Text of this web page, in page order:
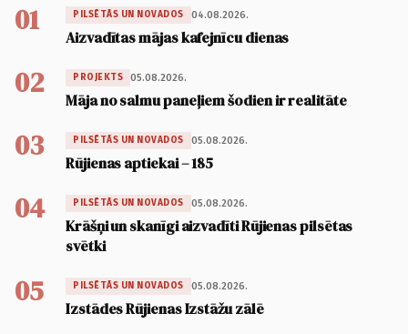
01 PILSĒTĀS UN NOVADOS 04.08.2026.
Aizvadītas mājas kafejnīcu dienas
02 PROJEKTS 05.08.2026.
Māja no salmu paneļiem šodien ir realitāte
03 PILSĒTĀS UN NOVADOS 05.08.2026.
Rūjienas aptiekai – 185
04 PILSĒTĀS UN NOVADOS 05.08.2026.
Krāšņi un skanīgi aizvadīti Rūjienas pilsētas
svētki
05 PILSĒTĀS UN NOVADOS 05.08.2026.
Izstādes Rūjienas Izstāžu zālē